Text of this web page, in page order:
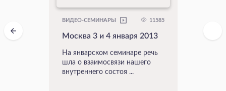
ВИДЕО-СЕМИНАРЫ 11585
Москва 3 и 4 января 2013
На январском семинаре речь
шла о взаимосвязи нашего
внутреннего состоя ...